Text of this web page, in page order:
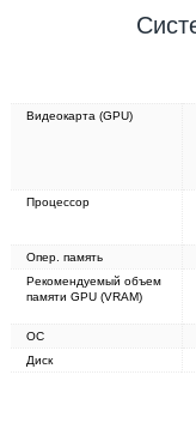
Видеокарта (GPU)
Процессор
Опер. память
Рекомендуемый объем
памяти GPU (VRAM)
ОС
Диск